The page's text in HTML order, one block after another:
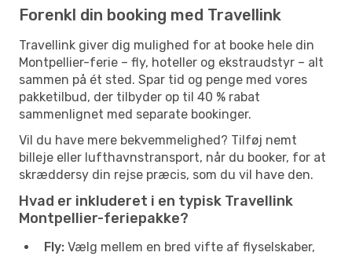
Forenkl din booking med Travellink
Travellink giver dig mulighed for at booke hele din
Montpellier-ferie – fly, hoteller og ekstraudstyr – alt
sammen på ét sted. Spar tid og penge med vores
pakketilbud, der tilbyder op til 40 % rabat
sammenlignet med separate bookinger.
Vil du have mere bekvemmelighed? Tilføj nemt
billeje eller lufthavnstransport, når du booker, for at
skræddersy din rejse præcis, som du vil have den.
Hvad er inkluderet i en typisk Travellink
Montpellier-feriepakke?
Fly: Vælg mellem en bred vifte af flyselskaber,